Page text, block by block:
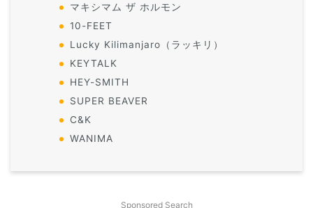
マキシマム ザ ホルモン
10-FEET
Lucky Kilimanjaro（ラッキリ）
KEYTALK
HEY-SMITH
SUPER BEAVER
C&K
WANIMA
Sponsored Search